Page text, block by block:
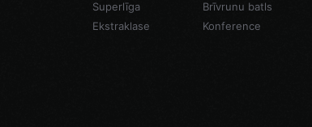
Superlīga
Ekstraklase
Brīvrunu batls
Konference